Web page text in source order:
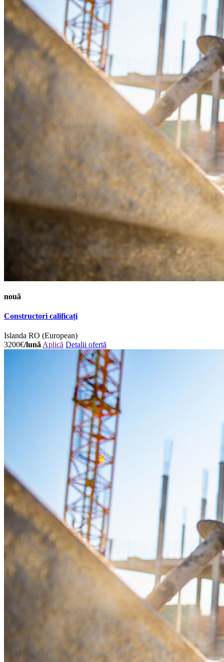
nouă
Constructori calificați
Islanda RO (European)
3200€/lună Aplică Detalii ofertă